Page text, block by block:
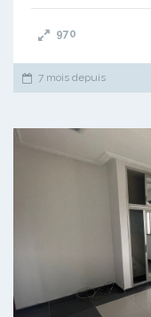
970
7 mois depuis